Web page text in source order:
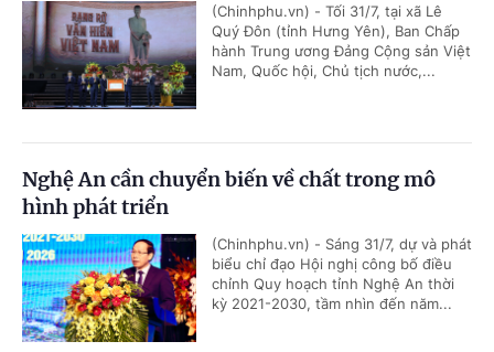
(Chinhphu.vn) - Tối 31/7, tại xã Lê
Quý Đôn (tỉnh Hưng Yên), Ban Chấp
hành Trung ương Đảng Cộng sản Việt
Nam, Quốc hội, Chủ tịch nước,...
Nghệ An cần chuyển biến về chất trong mô
hình phát triển
(Chinhphu.vn) - Sáng 31/7, dự và phát
biểu chỉ đạo Hội nghị công bố điều
chỉnh Quy hoạch tỉnh Nghệ An thời
kỳ 2021-2030, tầm nhìn đến năm...